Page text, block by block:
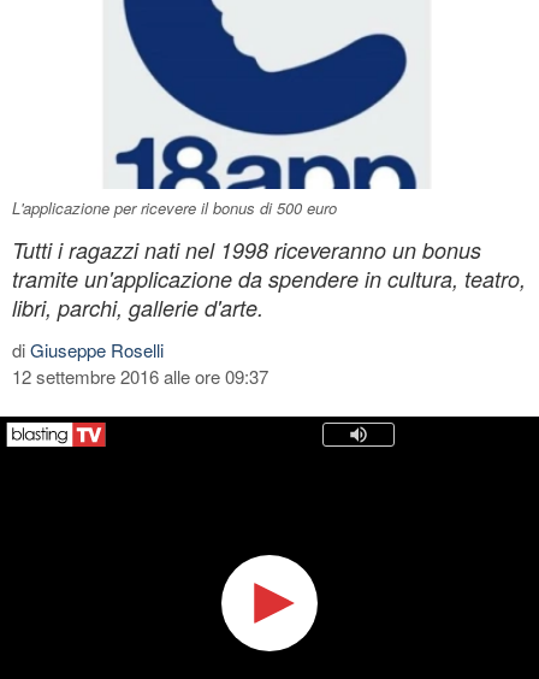
L'applicazione per ricevere il bonus di 500 euro
Tutti i ragazzi nati nel 1998 riceveranno un bonus
tramite un'applicazione da spendere in cultura, teatro,
libri, parchi, gallerie d'arte.
diGiuseppe Roselli
12 settembre 2016 alle ore 09:37